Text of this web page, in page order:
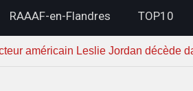
RAAAF-en-Flandres TOP10
américain Leslie Jordan décède